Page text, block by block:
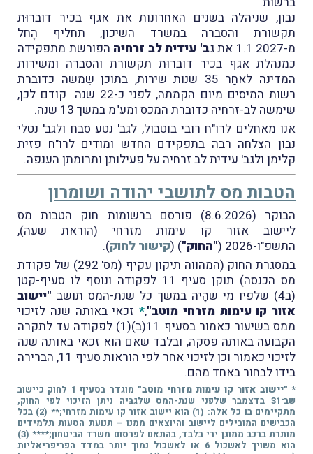
נבון, שניהלה בשנים האחרונות את אגף בכיר דוברוּת
תקשורת והסברה במשרד השיכון, תחליף הָחל
מ-1.1.2027 את ג
ב' עידית לב זרחיה הפורשת מתפקידה
כמנהלת אגף בכיר דוברוּת תקשורת והסברה ומשירות
המדינה לאחַר 35 שנות שירות, בתוכן שִמשה כדוברת
רשות המיסים מיום הקמתה, לפני כ-22 שנה. קודם לכן,
שימשה לב-זרחיה כדוברת המכס ומע"מ במשך 13 שנה.
אנו מאחלים לרו"ח רובי בוטבול, לגב' נטע סבח ולגב' נטלי
נבון הצלחה רבה בתפקידם החדש ומודים לרו"ח פזית
קלימן ולגב' עידית לב זרחיה על פעילותן ותרומתן הענפה.
הטבות מס לתושבי יהודה ושומרון
הבוקר (8.6.2026) פורסם ברשומות חוק הטבות מס
ליישוב אזור קו עימות מזרחי (הוראת שעה),
התשפ"ו-2026 (
"החוק") (קישור לחוק).
במסגרת החוק (המהווה תיקון עקיף (מס' 292) של פקודת
מס הכנסה) תוקן סעיף 11 לפקודה ונוסף לו סעיף-קטן
(ב4) שלפיו מי שהָיה במשך כל שנת-המס תושב
"יישוב
אזור קו עימות מזרחי מוטב",
* זכאי באותה שנה לזיכוי
ממס בשיעור כאמור בסעיף 11(ב)(1) לפקודה עד לתקרה
הקבועה באותה פסקה, ובלבד שאם הוא זכאי באותה שנה
לזיכוי כאמור וכן לזיכוי אחר לפי הוראות סעיף 11, הברירה
בידו לבחור באחד מהם.
* "יישוב אזור קו עימות מזרחי מוטב"
מוגדר בסעיף 1 לחוק כיישוב
שב־31 בדצמבר שלפני שנת-המס שלגבּיה ניתן הזיכוי לפי החוק,
מתקיימים בו כל אלה: (1) הוא יישוב אזור קו עימות מזרחי;** (2) בכל
הכבישים המובילים ליישוב והיוצאים ממנו – תנועת הסעות תלמידים
מותרת ברכב ממוגן ירי בלבד, בהתאם לפרסום משרד הביטחון;**** (3)
הוא משויך לאשכול 6 או לאשכול נמוך יותר במדד הפריפריאליות